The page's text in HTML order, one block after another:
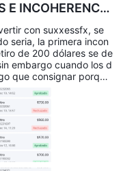
E INCOHERENCIA
seria, la primera incon
de 200 dólares se de
embargo cuando los d
que consignar porque
y reflejo ganancias,
el retiro no era po
me llaman diciendo
en 2 horas tenía que
mi tipo de cuenta aunq
brindar el respaldo pa
tranquila a las